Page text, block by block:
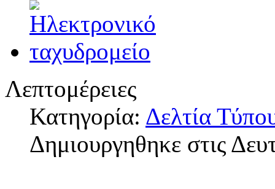
Λεπτομέρειες
Κατηγορία: Δελτία
Δημιουργηθηκε στις